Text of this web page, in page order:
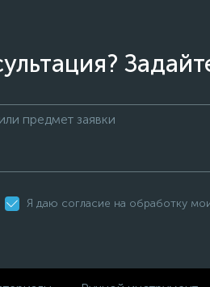
Я даю согласие на обработку